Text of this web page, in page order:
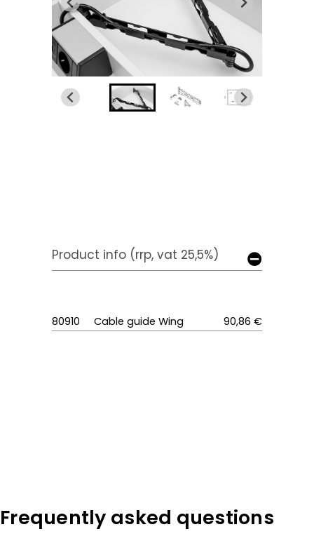
Product info (rrp, vat 25,5%)
80910 Cable guide Wing 90,86 €
Frequently asked questions